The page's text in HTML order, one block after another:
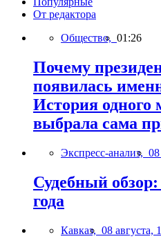
От редактора
Общество, 01:26
Почему
появилась
История одного
выбрала сама
Экспресс-анализ,
Судебный обзор:
года
Кавказ, 08 августа,